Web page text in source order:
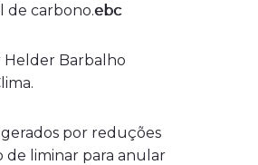
de carbono.
Helder Barbalho
por reduções
de liminar para anular